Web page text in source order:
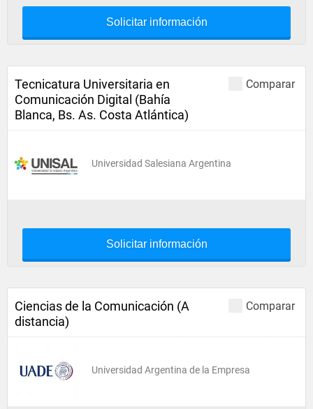
Solicitar información
Comparar
Tecnicatura Universitaria en
Comunicación Digital (Bahía
Blanca, Bs. As. Costa Atlántica)
Universidad Salesiana Argentina
Solicitar información
Comparar
Ciencias de la Comunicación (A
distancia)
Universidad Argentina de la Empresa